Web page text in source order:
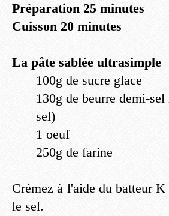
Préparation 25 minutes
Cuisson 20 minutes
La pâte sablée ultrasimple
100g de sucre glace
130g de beurre demi-
sel)
1 oeuf
250g de farine
Crémez à l'aide du batteur
le sel.